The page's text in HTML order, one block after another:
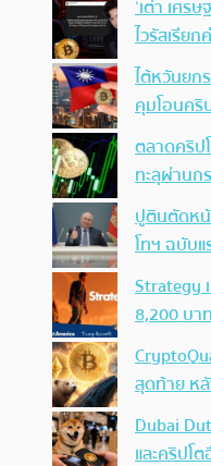
‘เต๋า เศร
ไวรัสเรีย
ไต้หวันยก
คุมโอนคริ
ตลาดคริป
ทะลุผ่านก
ปูตินตัดห
โทฯ ฉบับ
Strategy
8,200 บ
สุดท้าย หลั
Dubai
และคริปโ